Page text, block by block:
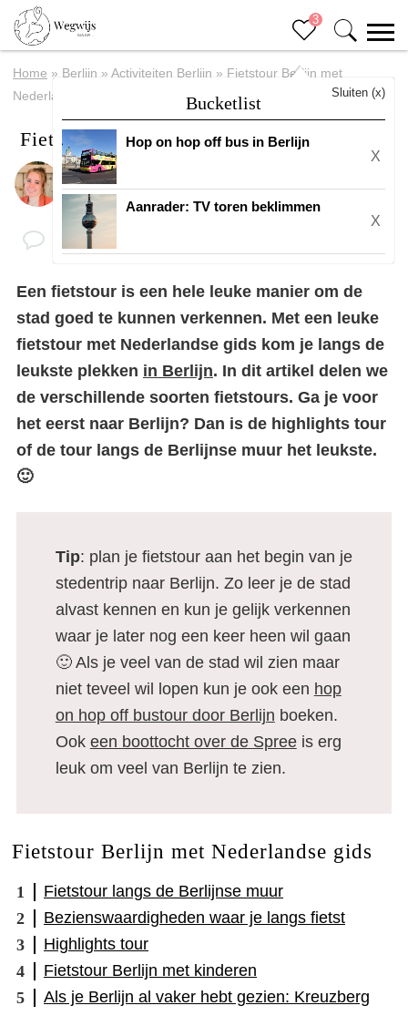
3
Bucketlist
Sluiten (x)
Hop on hop off bus in Berlijn
X
Aanrader: TV toren beklimmen
X
Home » Berlijn » Activiteiten Berlijn » Fietstour Berlijn met
Nederlandse gids
Fietstour Berlijn met Nederlandse gids
DoorEline
Een fietstour is een hele leuke manier om de
stad goed te kunnen verkennen. Met een leuke
fietstour met Nederlandse gids kom je langs de
leukste plekken in Berlijn. In dit artikel delen we
de verschillende soorten fietstours. Ga je voor
het eerst naar Berlijn? Dan is de highlights tour
of de tour langs de Berlijnse muur het leukste.
🙂
Tip: plan je fietstour aan het begin van je
stedentrip naar Berlijn. Zo leer je de stad
alvast kennen en kun je gelijk verkennen
waar je later nog een keer heen wil gaan
🙂 Als je veel van de stad wil zien maar
niet teveel wil lopen kun je ook een hop
on hop off bustour door Berlijn boeken.
Ook een boottocht over de Spreeis erg
leuk om veel van Berlijn te zien.
Fietstour Berlijn met Nederlandse gids
Fietstour langs de Berlijnse muur
Bezienswaardigheden waar je langs fietst
Highlights tour
Fietstour Berlijn met kinderen
Als je Berlijn al vaker hebt gezien: Kreuzberg